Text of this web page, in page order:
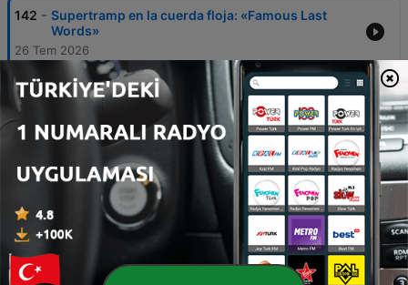
142 - Supertramp en la cuerda floja: «Famous Last
Words»
26 Tem 2026
141 - «Music From Big Pink», la Revolución de 1968 de
The Band
«Architecture & Morality», tecnología de la
emoción de OMD
139 - «Turnstiles», la carta de amor de Billy Joel a
Nueva York
14 Haz 2026